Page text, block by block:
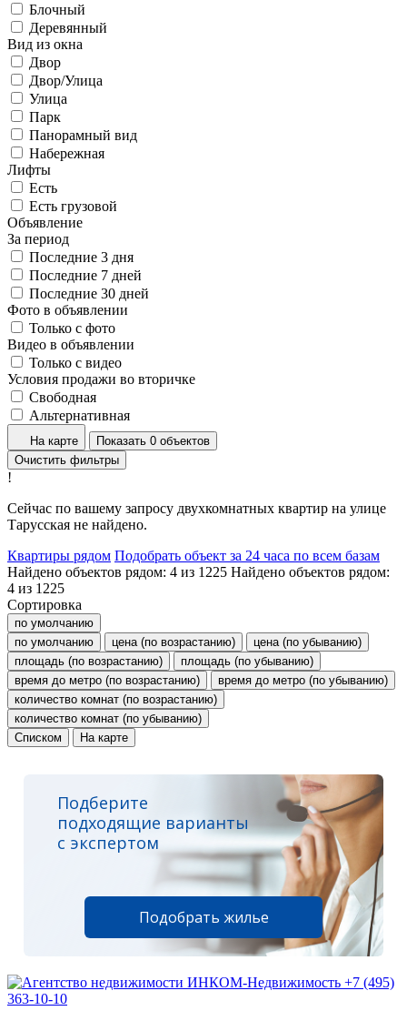
Блочный
Деревянный
Вид из окна
Двор
Двор/Улица
Улица
Парк
Панорамный вид
Набережная
Лифты
Есть
Есть грузовой
Объявление
За период
Последние 3 дня
Последние 7 дней
Последние 30 дней
Фото в объявлении
Только с фото
Видео в объявлении
Только с видео
Условия продажи во вторичке
Свободная
Альтернативная
На карте
Показать 0 объектов
Очистить фильтры
!
Сейчас по вашему запросу двухкомнатных квартир на улице
Тарусская не найдено.
Квартиры рядом Подобрать объект за 24 часа по всем базам
Найдено объектов рядом: 4 из 1225 Найдено объектов рядом:
4 из 1225
Сортировка
по умолчанию
по умолчанию
цена (по возрастанию)
цена (по убыванию)
площадь (по возрастанию)
площадь (по убыванию)
время до метро (по возрастанию)
время до метро (по убыванию)
количество комнат (по возрастанию)
количество комнат (по убыванию)
Списком
На карте
Подберите
подходящие варианты
с экспертом
Подобрать жилье
+7 (495)
363-10-10